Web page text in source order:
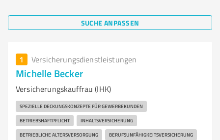
SUCHE ANPASSEN
1 Versicherungsdienstleistungen
Michelle Becker
Versicherungskauffrau (IHK)
SPEZIELLE DECKUNGSKONZEPTE FÜR GEWERBEKUNDEN
BETRIEBSHAFTPFLICHT INHALTSVERSICHERUNG
BETRIEBLICHE ALTERSVERSORGUNG BERUFSUNFÄHIGKEITSVERSICHERUNG